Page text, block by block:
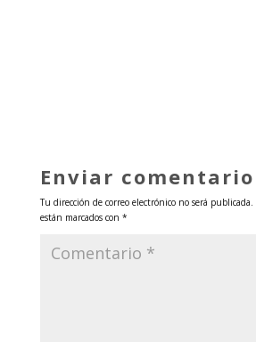
Enviar comentario
Tu dirección de correo electrónico no será publicada.
están marcados con *